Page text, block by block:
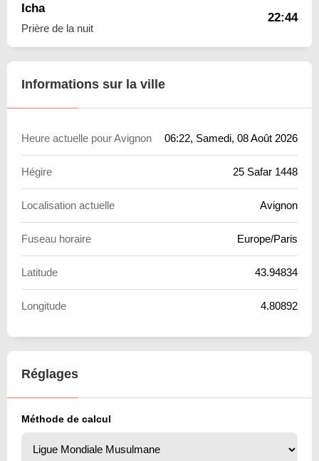
Icha
Prière de la nuit
22:44
Informations sur la ville
Heure actuelle pour Avignon 06:22, Samedi, 08 Août 2026
Hégire 25 Safar 1448
Localisation actuelle Avignon
Fuseau horaire Europe/Paris
Latitude 43.94834
Longitude 4.80892
Réglages
Méthode de calcul